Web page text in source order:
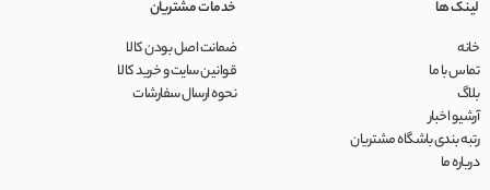
لینک ها
خانه
تماس با ما
بلاگ
آرشیو اخبار
رتبه بندی باشگاه مشتریان
درباره ما
خدمات مشتریان
ضمانت اصل بودن کالا
قوانین سایت و خرید کالا
نحوه ارسال سفارشات